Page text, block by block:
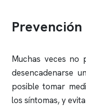
Prevención
Muchas veces no
desencadenarse
posible tomar
los síntomas, y